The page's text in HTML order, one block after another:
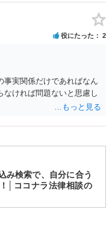
と述べており、Aさんの話
は起訴され、検察官は、Aさ
したが、当事務所の弁護士
おり、覚せい剤の隠匿を知
運送業者でさえ気が付かな
だというのは無理があるこ
金員をXらから受け取ってい
書証や長時間にわたる被告
所持の認識があったと認め
てしてもAさんが覚せい剤
を説得的に主張するととも
ったことをうかがわせる事実
ち取ることができ、無実のA
役にたった 2
事実関係だけであればなん
ければ問題ないと思慮し
み検索で、自分に合う
│ココナラ法律相談の